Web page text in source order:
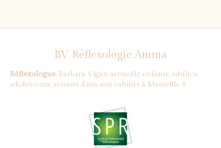
BV Réflexologie Amma
Réflexologue, Barbara Vigan accueille enfants, adultes,
adolescents, seniors dans son cabinet à Marseille 8.